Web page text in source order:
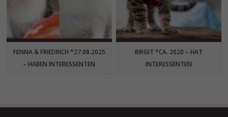
FENNA & FRIEDRICH *27.08.2025
– HABEN INTERESSENTEN
BIRGIT *CA. 2020 – HAT
INTERESSENTEN